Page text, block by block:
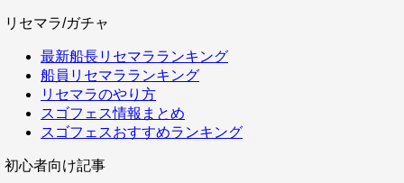
リセマラ/ガチャ
最新船長リセマラランキング
船員リセマラランキング
リセマラのやり方
スゴフェス情報まとめ
スゴフェスおすすめランキング
初心者向け記事